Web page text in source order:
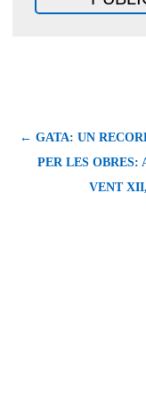
← GATA: UN
PER LES OBRES:
VENT